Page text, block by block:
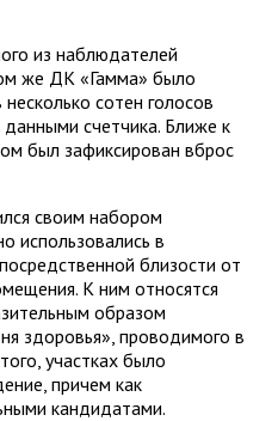
из наблюдателей
же ДК «Гамма» было
сотен голосов
счетчика. Ближе к
был зафиксирован вброс
своим набором
использовались в
близости от
К ним относятся
образом
здоровья», проводимого в
участках было
причем как
кандидатами.